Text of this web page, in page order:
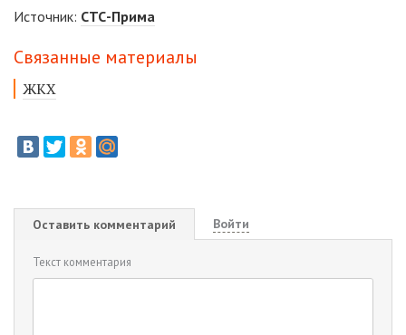
Источник: СТС-Прима
Связанные материалы
ЖКХ
Оставить комментарий Войти
Текст комментария